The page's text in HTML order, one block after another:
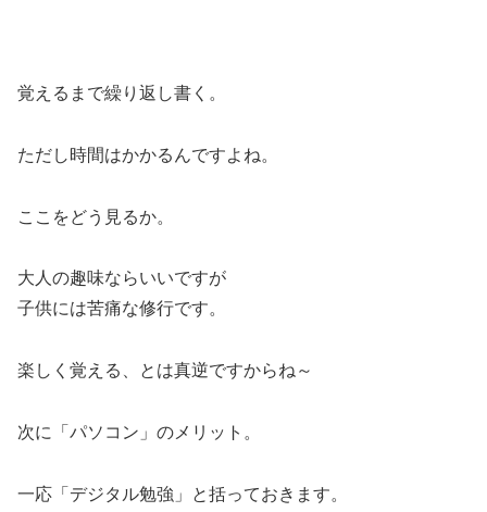
覚えるまで繰り返し書く。
ただし時間はかかるんですよね。
ここをどう見るか。
大人の趣味ならいいですが
子供には苦痛な修行です。
楽しく覚える、とは真逆ですからね～
次に「パソコン」のメリット。
一応「デジタル勉強」と括っておきます。